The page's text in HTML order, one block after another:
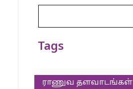
Tags
ராணுவ தளவாடங்கள்